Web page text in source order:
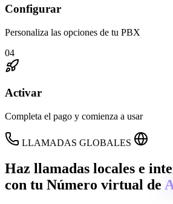
Configurar
Personaliza las opciones de tu PBX
04
Activar
Completa el pago y comienza a usar
LLAMADAS GLOBALES
Haz llamadas locales e
con tu Número virtual de